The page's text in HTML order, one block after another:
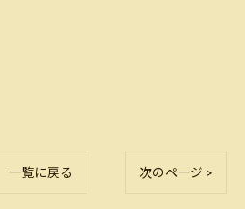
一覧に戻る 次のページ >